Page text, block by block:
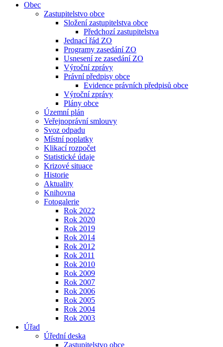
Obec
Zastupitelstvo obce
Složení zastupitelstva obce
Předchozí zastupitelstva
Jednací řád ZO
Programy zasedání ZO
Usnesení ze zasedání ZO
Výroční zprávy
Právní předpisy obce
Evidence právních předpisů obce
Výroční zprávy
Plány obce
Územní plán
Veřejnoprávní smlouvy
Svoz odpadu
Místní poplatky
Klikací rozpočet
Statistické údaje
Krizové situace
Historie
Aktuality
Knihovna
Fotogalerie
Rok 2022
Rok 2020
Rok 2019
Rok 2014
Rok 2012
Rok 2011
Rok 2010
Rok 2009
Rok 2007
Rok 2006
Rok 2005
Rok 2004
Rok 2003
Úřad
Úřední deska
Zastupitelstvo obce